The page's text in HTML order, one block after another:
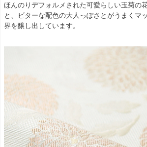
ほんのりデフォルメされた可愛らしい玉菊の
と、ビターな配色の大人っぽさとがうまくマ
界を醸し出しています。